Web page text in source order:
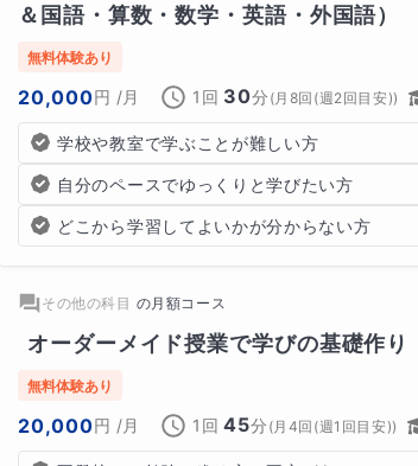
新聞全体から広く記事を取り上げ、クイズ形式
読解力に応じてクイズの難易度は調整しますの
＆国語・算数・数学・英語・外国語）
無料体験あり
20,000円 /月 1回 30分 ( 月8回(週2回目安))
学校や教室で学ぶことが難しい方
自分のペースでゆっくりと学びたい方
どこから学習してよいかが分からない方
その他の科目 の月額コース
オーダーメイド授業で学びの基礎作り
無料体験あり
20,000円 /月 1回 45分 ( 月4回(週1回目安))